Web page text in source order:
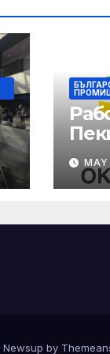
Newsup by